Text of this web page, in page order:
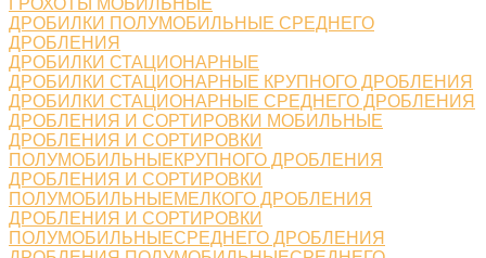
ГРОХОТЫ МОБИЛЬНЫЕ
ДРОБИЛКИ ПОЛУМОБИЛЬНЫЕ СРЕДНЕГО
ДРОБЛЕНИЯ
ДРОБИЛКИ СТАЦИОНАРНЫЕ
ДРОБИЛКИ СТАЦИОНАРНЫЕ КРУПНОГО ДРОБЛЕНИЯ
ДРОБИЛКИ СТАЦИОНАРНЫЕ СРЕДНЕГО ДРОБЛЕНИЯ
ДРОБЛЕНИЯ И СОРТИРОВКИ МОБИЛЬНЫЕ
ДРОБЛЕНИЯ И СОРТИРОВКИ
ПОЛУМОБИЛЬНЫЕКРУПНОГО ДРОБЛЕНИЯ
ДРОБЛЕНИЯ И СОРТИРОВКИ
ПОЛУМОБИЛЬНЫЕМЕЛКОГО ДРОБЛЕНИЯ
ДРОБЛЕНИЯ И СОРТИРОВКИ
ПОЛУМОБИЛЬНЫЕСРЕДНЕГО ДРОБЛЕНИЯ